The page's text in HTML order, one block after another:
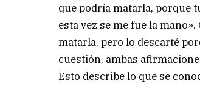
que podría matarla, porque
esta vez se me fue la
matarla, pero lo descarté
cuestión, ambas
Esto describe lo que se